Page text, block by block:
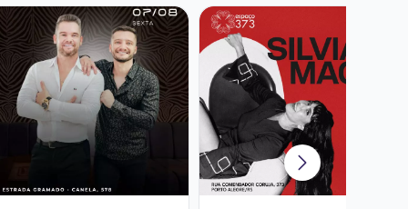
URUGUAIASertanejo Anderson e Everton + Dj Martins
Veja mais sobre SILVIA